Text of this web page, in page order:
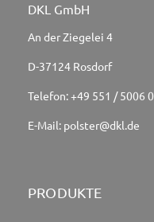
DKL GmbH
An der Ziegelei 4
D-37124 Rosdorf
Telefon:+49 551 / 5006 0
E-Mail: polster@dkl.de
PRODUKTE